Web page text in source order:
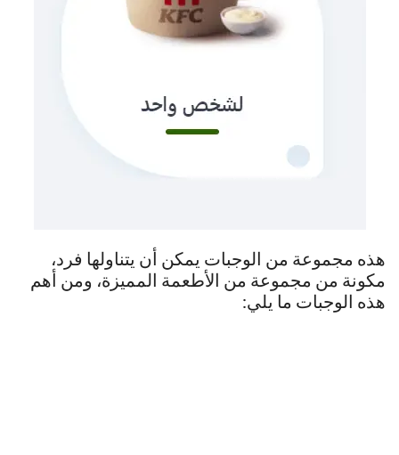
هذه مجموعة من الوجبات يمكن أن يتناولها فرد،
مكونة من مجموعة من الأطعمة المميزة، ومن أهم
هذه الوجبات ما يلي: